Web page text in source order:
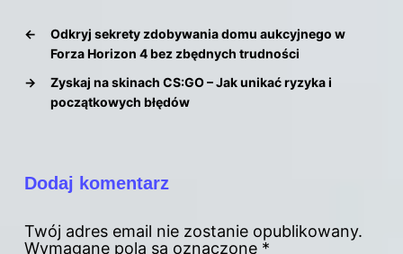
←
Odkryj sekrety zdobywania domu aukcyjnego w
Forza Horizon 4 bez zbędnych trudności
→
Zyskaj na skinach CS:GO – Jak unikać ryzyka i
początkowych błędów
Dodaj komentarz
Twój adres email nie zostanie opublikowany.
Wymagane pola są oznaczone *